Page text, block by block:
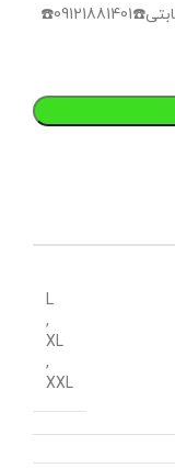
L
,
XL
,
XXL